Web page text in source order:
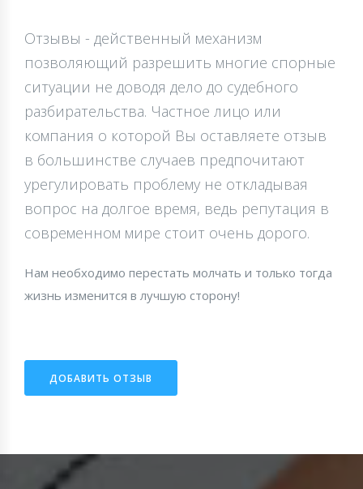
Отзывы - действенный механизм
позволяющий разрешить многие спорные
ситуации не доводя дело до судебного
разбирательства. Частное лицо или
компания о которой Вы оставляете отзыв
в большинстве случаев предпочитают
урегулировать проблему не откладывая
вопрос на долгое время, ведь репутация в
современном мире стоит очень дорого.
Нам необходимо перестать молчать и только тогда
жизнь изменится в лучшую сторону!
ДОБАВИТЬ ОТЗЫВ